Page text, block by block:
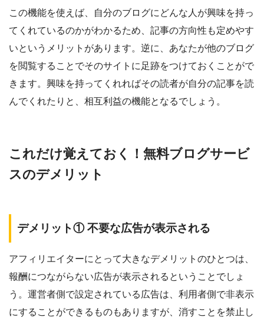
この機能を使えば、
自分のブログにどんな人が興味を持っ
てくれているのかがわかるため、記事の方向性も定めやす
いというメリットがあります。逆に、あなたが他のブログ
を閲覧することでそのサイトに足跡をつけておくことがで
きます。興味を持ってくれればその読者が自分の記事を読
んでくれたりと、相互利益の機能となるでしょう。
これだけ覚えておく！無料ブログサービ
スのデメリット
デメリット① 不要な広告が表示される
アフィリエイターにとって大きなデメリットのひとつは、
報酬につながらない広告が表示されるということでしょ
う。運営者側で設定されている広告は、利用者側で非表示
にすることができるものもありますが、消すことを禁止し